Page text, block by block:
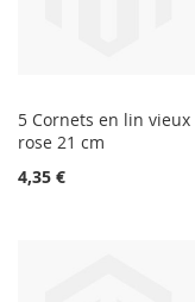
5 Cornets en lin vieux
rose 21 cm
4,35 €